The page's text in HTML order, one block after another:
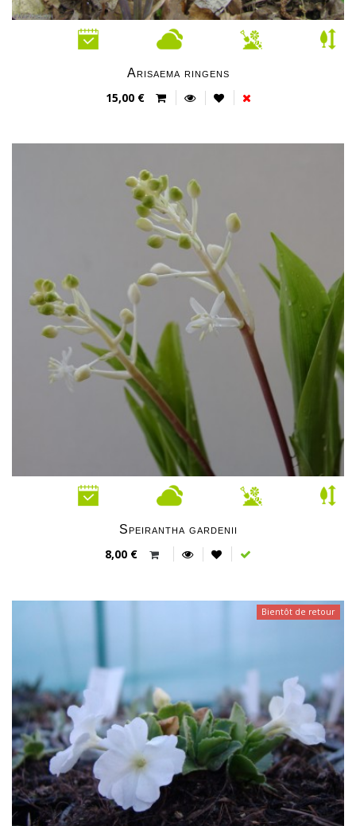
Arisaema ringens
15,00 €
Speirantha gardenii
8,00 €
Bientôt de retour